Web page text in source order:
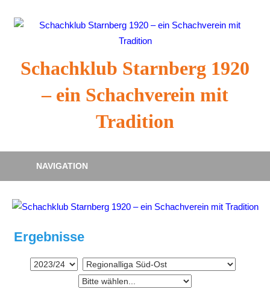
Inhalt
Schachklub Starnberg 1920
– ein Schachverein mit
Tradition
NAVIGATION
Ergebnisse